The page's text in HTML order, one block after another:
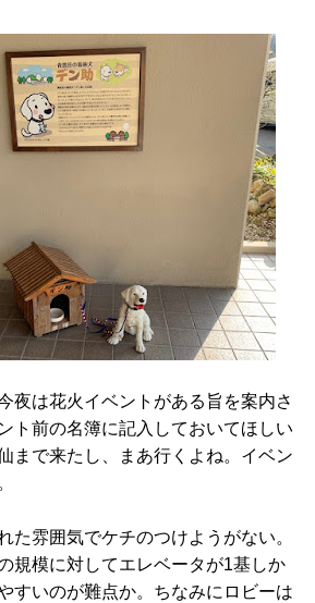
夜は花火イベントがある旨を案内さ
ト前の名簿に記入しておいてほしい
まで来たし、まあ行くよね。イベン
た雰囲気でケチのつけようがない。
規模に対してエレベータが1基しか
すいのが難点か。ちなみにロビーは